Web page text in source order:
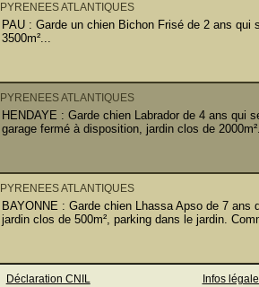
PYRENEES ATLANTIQUES
PAU : Garde un chien Bichon Frisé de 2 ans
3500m²...
PYRENEES ATLANTIQUES
HENDAYE : Garde chien Labrador de 4 ans qui
garage fermé à disposition, jardin clos de
PYRENEES ATLANTIQUES
BAYONNE : Garde chien Lhassa Apso de 7
jardin clos de 500m², parking dans le jardin.
Déclaration CNIL Infos